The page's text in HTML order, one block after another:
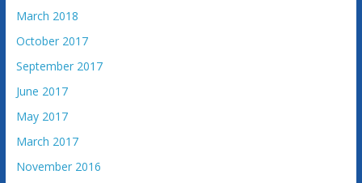
March 2018
October 2017
September 2017
June 2017
May 2017
March 2017
November 2016